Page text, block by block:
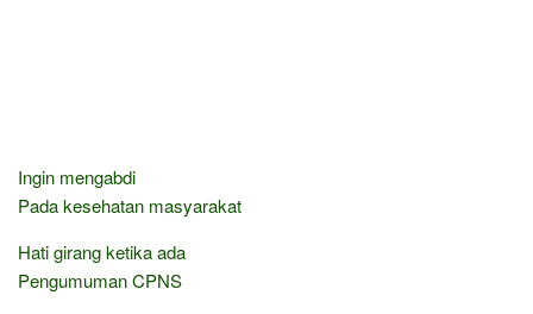
Ingin mengabdi
Pada kesehatan masyarakat
Hati girang ketika ada
Pengumuman CPNS